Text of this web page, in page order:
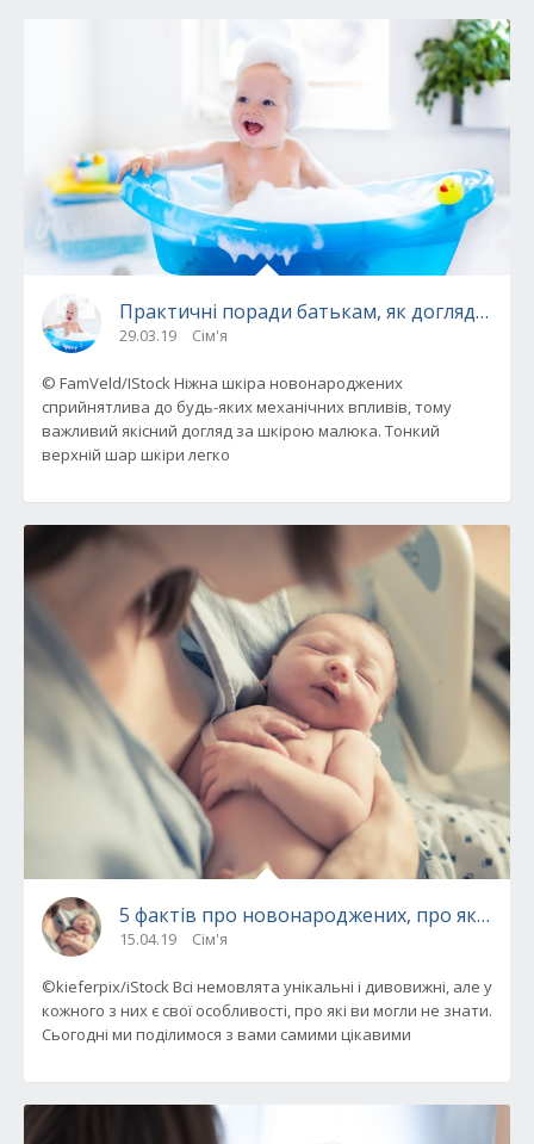
Практичні поради батькам, як доглядати
29.03.19 Сім'я
© FamVeld/IStock Ніжна шкіра новонароджених
сприйнятлива до будь-яких механічних впливів, тому
важливий якісний догляд за шкірою малюка. Тонкий
верхній шар шкіри легко
5 фактів про новонароджених, про яких
15.04.19 Сім'я
©kieferpix/iStock Всі немовлята унікальні і дивовижні, але у
кожного з них є свої особливості, про які ви могли не знати.
Сьогодні ми поділимося з вами самими цікавими